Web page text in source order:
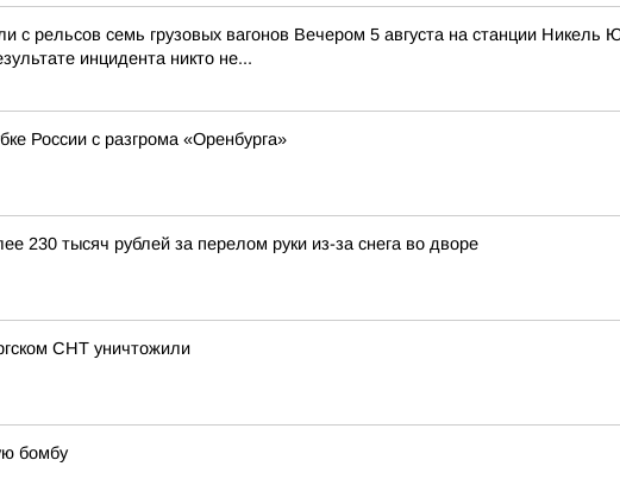
с рельсов семь грузовых вагонов Вечером 5 августа на станции
инцидента никто не...
России с разгрома «Оренбурга»
230 тысяч рублей за перелом руки из-за снега во дворе
СНТ уничтожили
бомбу